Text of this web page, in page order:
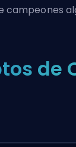
campeones
de